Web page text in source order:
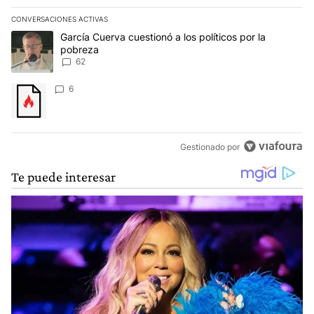
CONVERSACIONES ACTIVAS
Este listado muestra los artículos con más comentarios en los
Un artículo de tendencia con el título "García Cuerva cuestionó
García Cuerva cuestionó a los políticos por la
pobreza
62
Un artículo de tendencia con el título "" con 6 comentarios.
6
Gestionado por